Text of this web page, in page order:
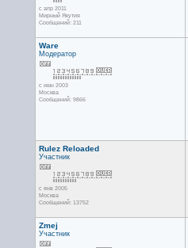
с апр 2011
Мирный Якутия
Сообщений: 211
Ware
Модератор
с июн 2003
Москва
Сообщений: 9866
Rulez Reloaded
Участник
с янв 2005
Москва
Сообщений: 13752
Zmej
Участник